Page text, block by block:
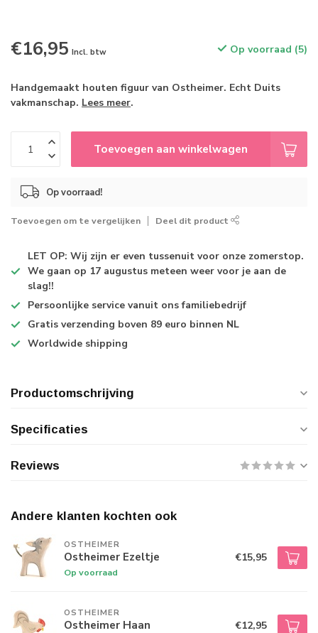
€16,95 Incl. btw Op voorraad (5)
Handgemaakt houten figuur van Ostheimer. Echt Duits
vakmanschap. Lees meer.
Toevoegen aan winkelwagen
Op voorraad!
Toevoegen om te vergelijken Deel dit product
LET OP: Wij zijn er even tussenuit voor onze zomerstop.
We gaan op 17 augustus meteen weer voor je aan de
slag!!
Persoonlijke service vanuit ons familiebedrijf
Gratis verzending boven 89 euro binnen NL
Worldwide shipping
Productomschrijving
Specificaties
Reviews
Andere klanten kochten ook
OSTHEIMER
Ostheimer Ezeltje
Op voorraad
€15,95
OSTHEIMER
Ostheimer Haan €12,95